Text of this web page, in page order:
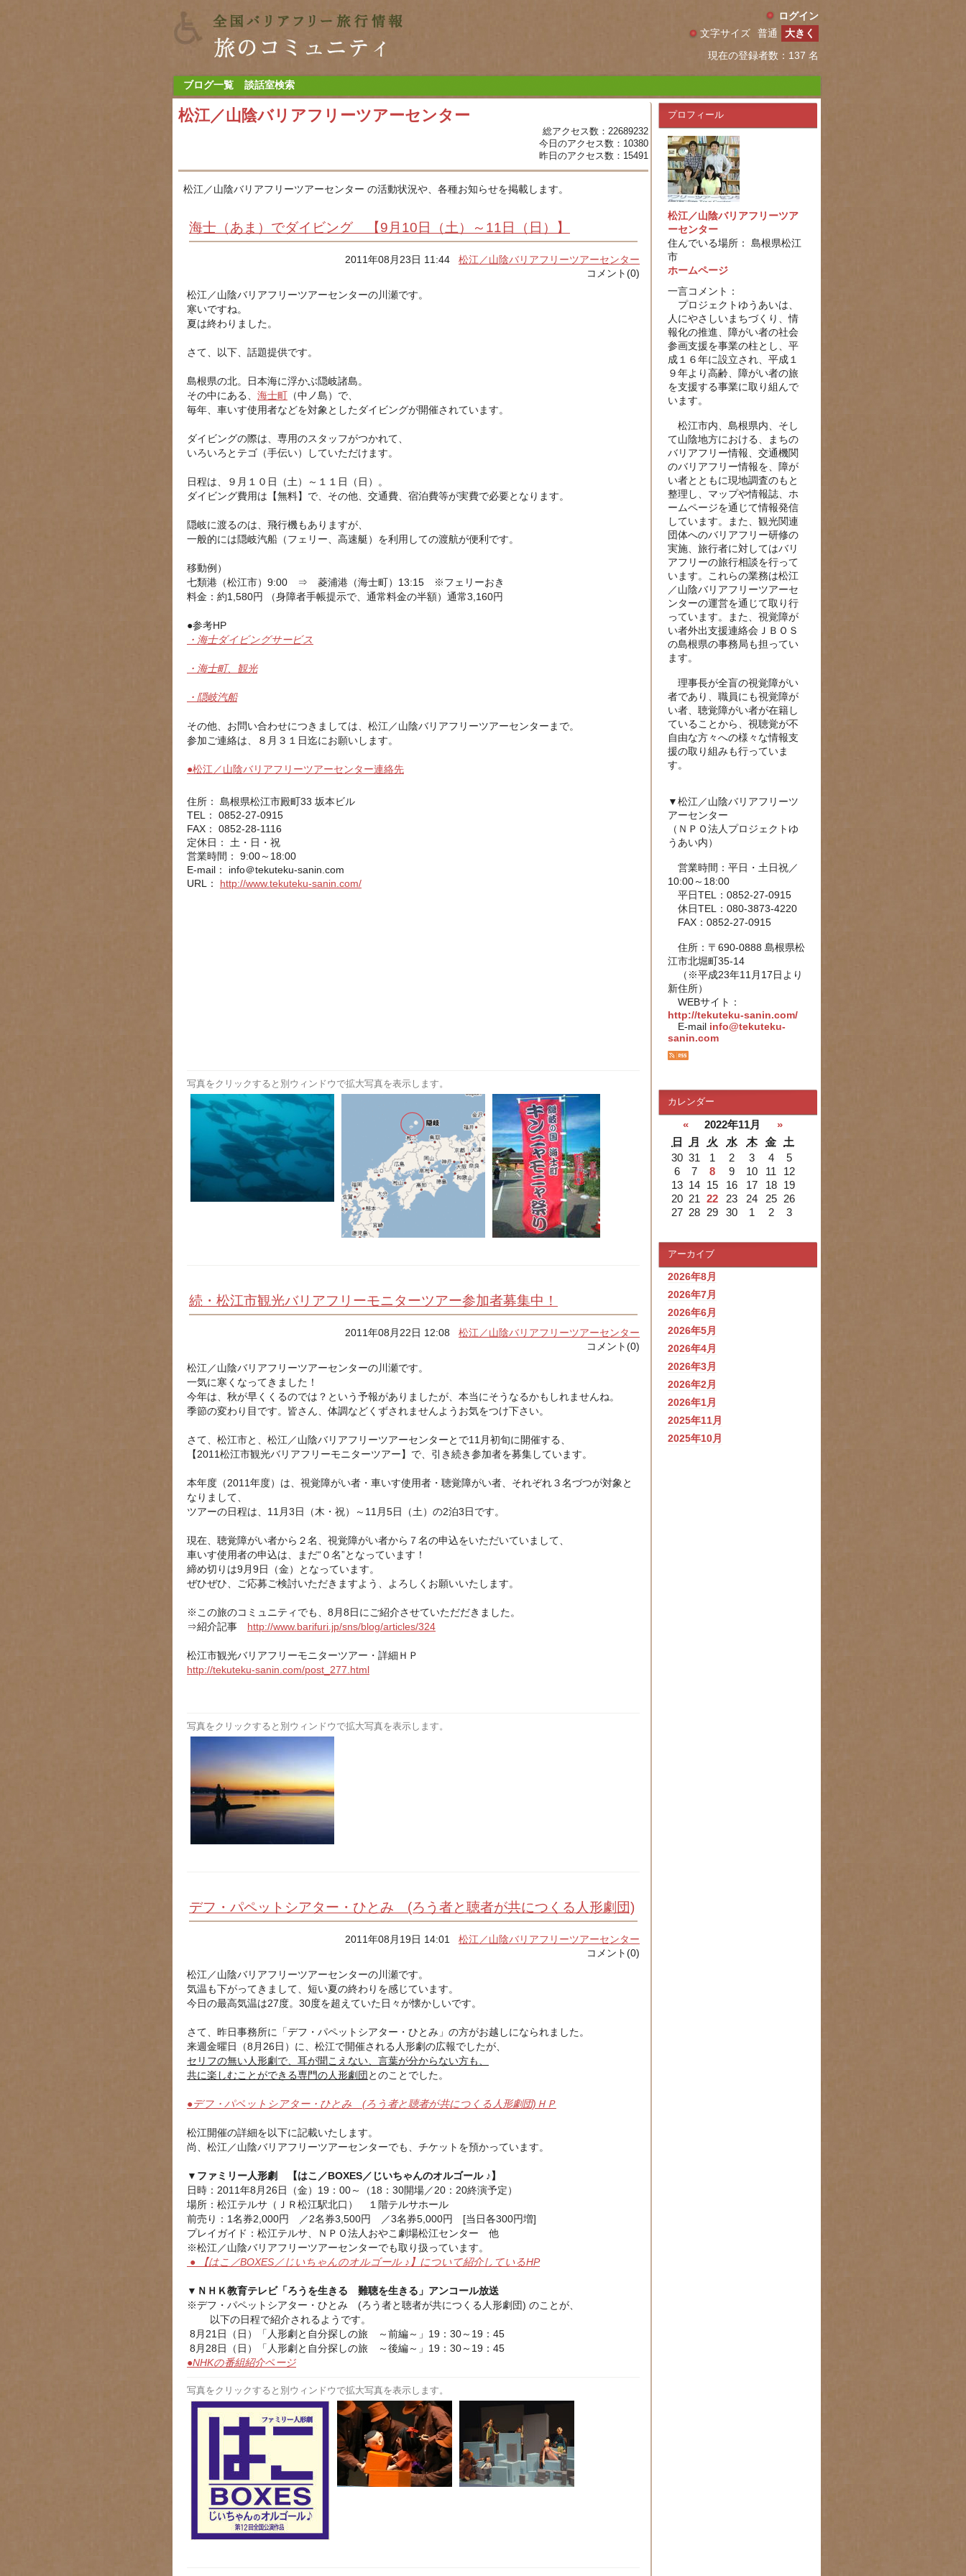
ログイン
現在の登録者数：137 名
文字サイズ 普通 大きく
ブログ一覧 談話室検索
松江／山陰バリアフリーツアーセンター
総アクセス数：22689232
今日のアクセス数：10380
昨日のアクセス数：15491
松江／山陰バリアフリーツアーセンター の活動状況や、各種お知らせを掲載します。
海士（あま）でダイビング 【9月10日（土）～11日（日）】
2011年08月23日 11:44松江／山陰バリアフリーツアーセンター
コメント(0)
松江／山陰バリアフリーツアーセンターの川瀬です。
寒いですね。
夏は終わりました。
さて、以下、話題提供です。
島根県の北。日本海に浮かぶ隠岐諸島。
その中にある、 海士町 （中ノ島）で、
毎年、車いす使用者などを対象としたダイビングが開催されています。
ダイビングの際は、専用のスタッフがつかれて、
いろいろとテゴ（手伝い）していただけます。
日程は、９月１０日（土）～１１日（日）。
ダイビング費用は【無料】で、その他、交通費、宿泊費等が実費で必要となります。
隠岐に渡るのは、飛行機もありますが、
一般的には隠岐汽船（フェリー、高速艇）を利用しての渡航が便利です。
移動例）
七類港（松江市）9:00 ⇒ 菱浦港（海士町）13:15 ※フェリーおき
料金：約1,580円 （身障者手帳提示で、通常料金の半額）通常3,160円
●参考HP
・海士ダイビングサービス
・海士町、観光
・隠岐汽船
その他、お問い合わせにつきましては、松江／山陰バリアフリーツアーセンターまで。
参加ご連絡は、８月３１日迄にお願いします。
●松江／山陰バリアフリーツアーセンター連絡先
住所： 島根県松江市殿町33 坂本ビル
TEL： 0852-27-0915
FAX： 0852-28-1116
定休日： 土・日・祝
営業時間： 9:00～18:00
E-mail： info＠tekuteku-sanin.com
URL： http://www.tekuteku-sanin.com/
写真をクリックすると別ウィンドウで拡大写真を表示します。
続・松江市観光バリアフリーモニターツアー参加者募集中！
2011年08月22日 12:08松江／山陰バリアフリーツアーセンター
コメント(0)
松江／山陰バリアフリーツアーセンターの川瀬です。
一気に寒くなってきました！
今年は、秋が早くくるのでは？という予報がありましたが、本当にそうなるかもしれませんね。
季節の変わり目です。皆さん、体調などくずされませんようお気をつけ下さい。
さて、松江市と、松江／山陰バリアフリーツアーセンターとで11月初旬に開催する、
【2011松江市観光バリアフリーモニターツアー】で、引き続き参加者を募集しています。
本年度（2011年度）は、視覚障がい者・車いす使用者・聴覚障がい者、それぞれ３名づつが対象と
なりまして、
ツアーの日程は、11月3日（木・祝）～11月5日（土）の2泊3日です。
現在、聴覚障がい者から２名、視覚障がい者から７名の申込をいただいていまして、
車いす使用者の申込は、まだ“０名”となっています！
締め切りは9月9日（金）となっています。
ぜひぜひ、ご応募ご検討いただきますよう、よろしくお願いいたします。
※この旅のコミュニティでも、8月8日にご紹介させていただだきました。
⇒紹介記事 http://www.barifuri.jp/sns/blog/articles/324
松江市観光バリアフリーモニターツアー・詳細ＨＰ
http://tekuteku-sanin.com/post_277.html
写真をクリックすると別ウィンドウで拡大写真を表示します。
デフ・パペットシアター・ひとみ (ろう者と聴者が共につくる人形劇団)
2011年08月19日 14:01松江／山陰バリアフリーツアーセンター
コメント(0)
松江／山陰バリアフリーツアーセンターの川瀬です。
気温も下がってきまして、短い夏の終わりを感じています。
今日の最高気温は27度。30度を超えていた日々が懐かしいです。
さて、昨日事務所に「デフ・パペットシアター・ひとみ」の方がお越しになられました。
来週金曜日（8月26日）に、松江で開催される人形劇の広報でしたが、
セリフの無い人形劇で、耳が聞こえない、言葉が分からない方も、
共に楽しむことができる専門の人形劇団 とのことでした。
●デフ・パペットシアター・ひとみ (ろう者と聴者が共につくる人形劇団)ＨＰ
松江開催の詳細を以下に記載いたします。
尚、松江／山陰バリアフリーツアーセンターでも、チケットを預かっています。
▼ファミリー人形劇 【はこ／BOXES／じいちゃんのオルゴール ♪】
日時：2011年8月26日（金）19：00～（18：30開場／20：20終演予定）
場所：松江テルサ（ＪＲ松江駅北口） １階テルサホール
前売り：1名券2,000円 ／2名券3,500円 ／3名券5,000円 [当日各300円増]
プレイガイド：松江テルサ、ＮＰＯ法人おやこ劇場松江センター 他
※松江／山陰バリアフリーツアーセンターでも取り扱っています。
● 【はこ／BOXES／じいちゃんのオルゴール ♪】について紹介しているHP
▼ＮＨＫ教育テレビ「ろうを生きる 難聴を生きる」アンコール放送
※デフ・パペットシアター・ひとみ (ろう者と聴者が共につくる人形劇団) のことが、
以下の日程で紹介されるようです。
8月21日（日）「人形劇と自分探しの旅 ～前編～」19：30～19：45
8月28日（日）「人形劇と自分探しの旅 ～後編～」19：30～19：45
●NHKの番組紹介ページ
写真をクリックすると別ウィンドウで拡大写真を表示します。
プロフィール
松江／山陰バリアフリーツア
ーセンター
住んでいる場所： 島根県松江
市
ホームページ
一言コメント：
プロジェクトゆうあいは、
人にやさしいまちづくり、情
報化の推進、障がい者の社会
参画支援を事業の柱とし、平
成１６年に設立され、平成１
９年より高齢、障がい者の旅
を支援する事業に取り組んで
います。
松江市内、島根県内、そし
て山陰地方における、まちの
バリアフリー情報、交通機関
のバリアフリー情報を、障が
い者とともに現地調査のもと
整理し、マップや情報誌、ホ
ームページを通じて情報発信
しています。また、観光関連
団体へのバリアフリー研修の
実施、旅行者に対してはバリ
アフリーの旅行相談を行って
います。これらの業務は松江
／山陰バリアフリーツアーセ
ンターの運営を通じて取り行
っています。また、視覚障が
い者外出支援連絡会ＪＢＯＳ
の島根県の事務局も担ってい
ます。
理事長が全盲の視覚障がい
者であり、職員にも視覚障が
い者、聴覚障がい者が在籍し
ていることから、視聴覚が不
自由な方々への様々な情報支
援の取り組みも行っていま
す。
▼松江／山陰バリアフリーツ
アーセンター
（ＮＰＯ法人プロジェクトゆ
うあい内）
営業時間：平日・土日祝／
10:00～18:00
平日TEL：0852-27-0915
休日TEL：080-3873-4220
FAX：0852-27-0915
住所：〒690-0888 島根県松
江市北堀町35-14
（※平成23年11月17日より
新住所）
WEBサイト：
http://tekuteku-sanin.com/
E-mail info@tekuteku-
sanin.com
カレンダー
« 2022年11月
»
日
月 火 水 木 金
土
30 31 1 2 3 4
5
6
7 8 9 10 11
12
13 14 15 16 17 18
19
20 21 22 23 24 25
26
27 28 29 30 1 2 3
アーカイブ
2026年8月
2026年7月
2026年6月
2026年5月
2026年4月
2026年3月
2026年2月
2026年1月
2025年11月
2025年10月